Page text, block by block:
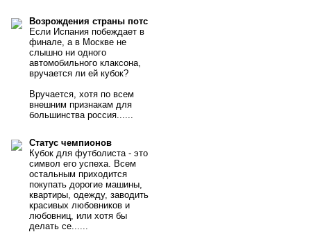
Возрождения страны потс
Если Испания побеждает в
финале, а в Москве не
слышно ни одного
автомобильного клаксона,
вручается ли ей кубок?
Вручается, хотя по всем
внешним признакам для
большинства россия......
Статус чемпионов
Кубок для футболиста - это
символ его успеха. Всем
остальным приходится
покупать дорогие машины,
квартиры, одежду, заводить
красивых любовников и
любовниц, или хотя бы
делать се......